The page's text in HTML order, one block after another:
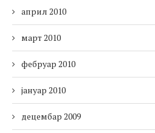
април 2010
март 2010
фебруар 2010
јануар 2010
децембар 2009